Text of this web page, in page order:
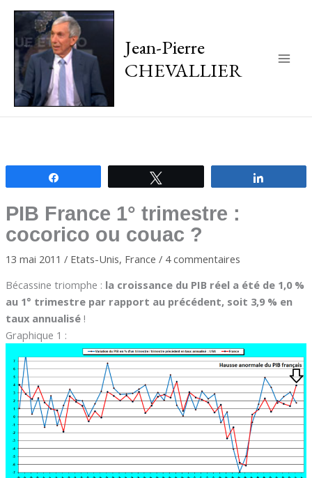
Jean-Pierre
CHEVALLIER
PIB France 1° trimestre :
cocorico ou couac ?
13 mai 2011 / Etats-Unis, France / 4 commentaires
Bécassine triomphe : la croissance du PIB réel a été de 1,0 %
au 1° trimestre par rapport au précédent, soit 3,9 % en
taux annualisé !
Graphique 1 :